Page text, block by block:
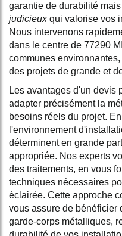
garantie de durabilité
judicieuxqui valorise vos
Nous intervenons
dans le centre de 77290
communes
des projets de grande et
Les avantages d'un devis
adapter précisément la
besoins réels du projet.
l'environnement
déterminent en grande
appropriée. Nos experts
des traitements, en vous
techniques nécessaires
éclairée. Cette approche
vous assure de bénéficier
garde-corps métalliques,